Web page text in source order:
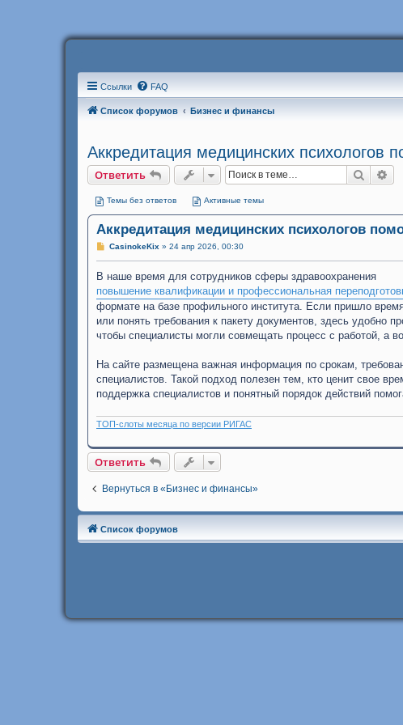
Ссылки FAQ
Список форумов Бизнес и финансы
Аккредитация медицинских психологов
Ответить Поиск
Темы без ответов Активные темы
Аккредитация медицинских психологов
С
б
е
н
е
CasinokeKix » 24 апр 2026, 00:30
В наше время для сотрудников сферы здравоохранения
повышение квалификации и профессиональная
формате на базе профильного института. Если пришло
или понять требования к пакету документов, здесь удобно
чтобы специалисты могли совмещать процесс с работой, а
На сайте размещена важная информация по срокам,
специалистов. Такой подход полезен тем, кто ценит свое
поддержка специалистов и понятный порядок действий
ТОП-слоты месяца по версии РИГАС
Ответить
Вернуться в «Бизнес и финансы»
Список форумов